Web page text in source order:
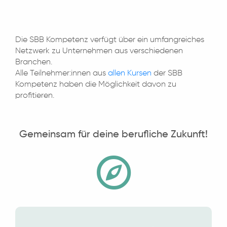
Die SBB Kompetenz verfügt über ein umfangreiches
Netzwerk zu Unternehmen aus verschiedenen
Branchen.
Alle Teilnehmer:innen aus allen Kursen der SBB
Kompetenz haben die Möglichkeit davon zu
profitieren.
Gemeinsam für deine berufliche Zukunft!